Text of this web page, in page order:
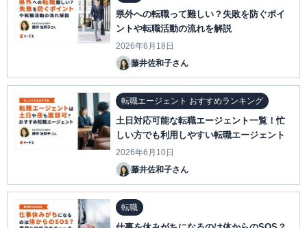
県外への転職って難しい？失敗を防ぐポイ
ントや転職活動の流れを解説
2026年6月18日
藤井佐和子さん
転職エージェント おすすめランキング
土日対応可能な転職エージェント一覧！忙
しい方でも利用しやすい転職エージェント
2026年6月10日
藤井佐和子さん
転職